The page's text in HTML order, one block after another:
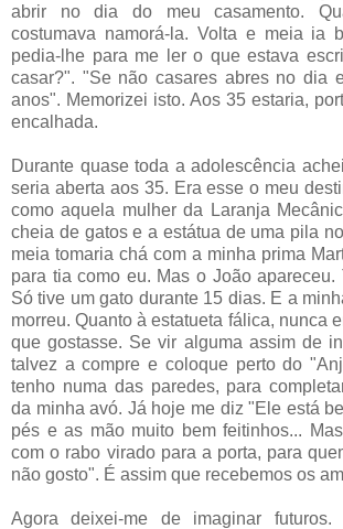
abrir no dia do meu casamento.
costumava namorá-la. Volta e meia ia
pedia-lhe para me ler o que estava
casar?". "Se não casares abres no dia
anos". Memorizei isto. Aos 35 estaria,
encalhada.
Durante quase toda a adolescência
seria aberta aos 35. Era esse o meu
como aquela mulher da Laranja
cheia de gatos e a estátua de uma pila
meia tomaria chá com a minha prima
para tia como eu. Mas o João apareceu.
Só tive um gato durante 15 dias. E a
morreu. Quanto à estatueta fálica, nunca
que gostasse. Se vir alguma assim de
talvez a compre e coloque perto do
tenho numa das paredes, para
da minha avó. Já hoje me diz "Ele está
pés e as mão muito bem feitinhos...
com o rabo virado para a porta, para
não gosto". É assim que recebemos os
Agora deixei-me de imaginar